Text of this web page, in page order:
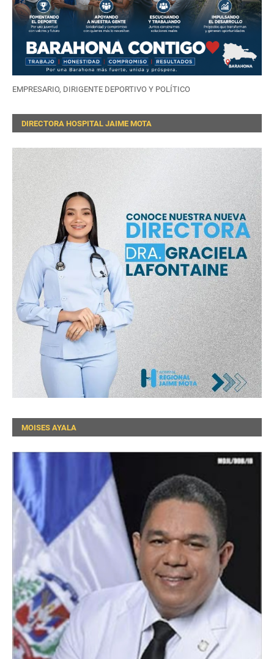
EMPRESARIO, DIRIGENTE DEPORTIVO Y POLÍTICO
DIRECTORA HOSPITAL JAIME MOTA
MOISES AYALA